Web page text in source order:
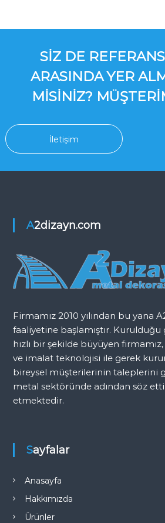
SIZ DE
ARASINDA YER
MISINIZ?
İletişim
A2dizayn.com
Firmamız 2010 yılından bu yana
faaliyetine başlamıştır.
hızlı bir şekilde büyüyen
ve imalat teknolojisi ile gerek
bireysel müşterilerinin taleplerini
metal sektöründe adından söz
etmektedir.
Sayfalar
Anasayfa
Hakkımızda
Ürünler